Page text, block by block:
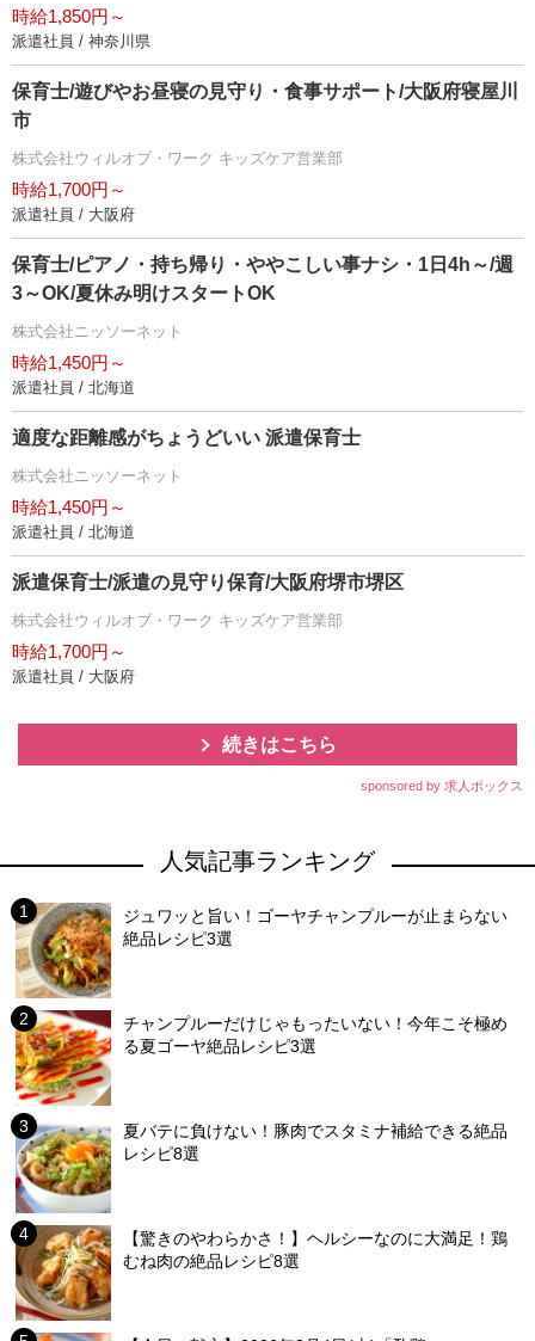
時給1,850円～
派遣社員 / 神奈川県
保育士/遊びやお昼寝の見守り・食事サポート/大阪府寝屋川
市
株式会社ウィルオブ・ワーク キッズケア営業部
時給1,700円～
派遣社員 / 大阪府
保育士/ピアノ・持ち帰り・ややこしい事ナシ・1日4h～/週
3～OK/夏休み明けスタートOK
株式会社ニッソーネット
時給1,450円～
派遣社員 / 北海道
適度な距離感がちょうどいい 派遣保育士
株式会社ニッソーネット
時給1,450円～
派遣社員 / 北海道
派遣保育士/派遣の見守り保育/大阪府堺市堺区
株式会社ウィルオブ・ワーク キッズケア営業部
時給1,700円～
派遣社員 / 大阪府
続きはこちら
sponsored by 求人ボックス
人気記事ランキング
ジュワッと旨い！ゴーヤチャンプルーが止まらない
絶品レシピ3選
チャンプルーだけじゃもったいない！今年こそ極め
る夏ゴーヤ絶品レシピ3選
夏バテに負けない！豚肉でスタミナ補給できる絶品
レシピ8選
【驚きのやわらかさ！】ヘルシーなのに大満足！鶏
むね肉の絶品レシピ8選